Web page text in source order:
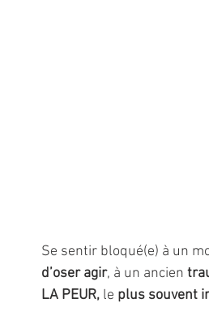
Se sentir bloqué(e) à un
d’oser agir, à un ancien
LA PEUR, le plus souvent